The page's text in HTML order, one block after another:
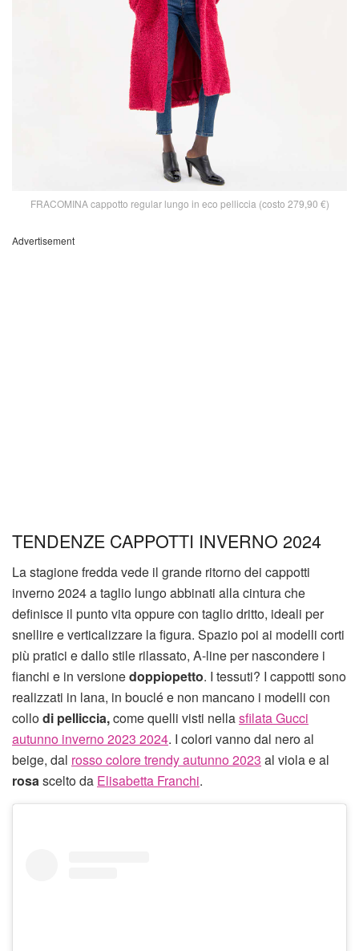
FRACOMINA cappotto regular lungo in eco pelliccia (costo 279,90 €)
Advertisement
TENDENZE CAPPOTTI INVERNO 2024
La stagione fredda vede il grande ritorno dei cappotti
inverno 2024 a taglio lungo abbinati alla cintura che
definisce il punto vita oppure con taglio dritto, ideali per
snellire e verticalizzare la figura. Spazio poi ai modelli corti
più pratici e dallo stile rilassato, A-line per nascondere i
fianchi e in versionedoppiopetto. I tessuti? I cappotti sono
realizzati in lana, in bouclé e non mancano i modelli con
collodi pelliccia,come quelli visti nellasfilata Gucci
autunno inverno 2023 2024. I colori vanno dal nero al
beige, dal rosso colore trendy autunno 2023 al viola e al
rosa scelto da Elisabetta Franchi.